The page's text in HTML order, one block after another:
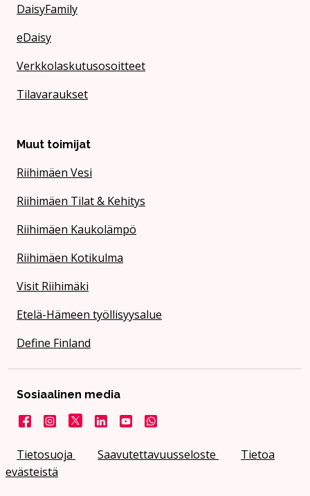
DaisyFamily
eDaisy
Verkkolaskutusosoitteet
Tilavaraukset
Muut toimijat
Riihimäen Vesi
Riihimäen Tilat & Kehitys
Riihimäen Kaukolämpö
Riihimäen Kotikulma
Visit Riihimäki
Etelä-Hämeen työllisyysalue
Define Finland
Tietosuoja Saavutettavuusseloste
Tietoa
evästeistä
Sosiaalinen media
FacebookInstagram
X LinkedInYouTubeKaupunki WhatsApissa